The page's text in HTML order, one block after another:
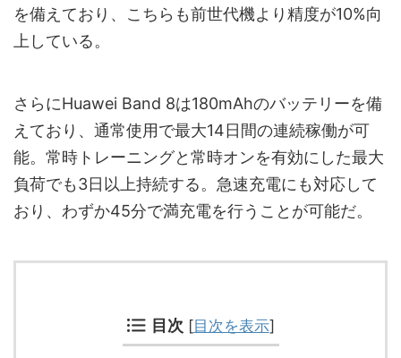
を備えており、こちらも前世代機より精度が10%向
上している。
さらにHuawei Band 8は180mAhのバッテリーを備
えており、通常使用で最大14日間の連続稼働が可
能。常時トレーニングと常時オンを有効にした最大
負荷でも3日以上持続する。急速充電にも対応して
おり、わずか45分で満充電を行うことが可能だ。
目次 [目次を表示]